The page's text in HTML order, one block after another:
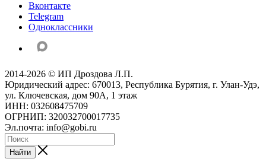
Вконтакте
Telegram
Одноклассники
2014-2026 © ИП Дроздова Л.П.
Юридический адрес: 670013, Республика Бурятия, г. Улан-Удэ,
ул. Ключевская, дом 90А, 1 этаж
ИНН: 032608475709
ОГРНИП: 320032700017735
Эл.почта: info@gobi.ru
Найти